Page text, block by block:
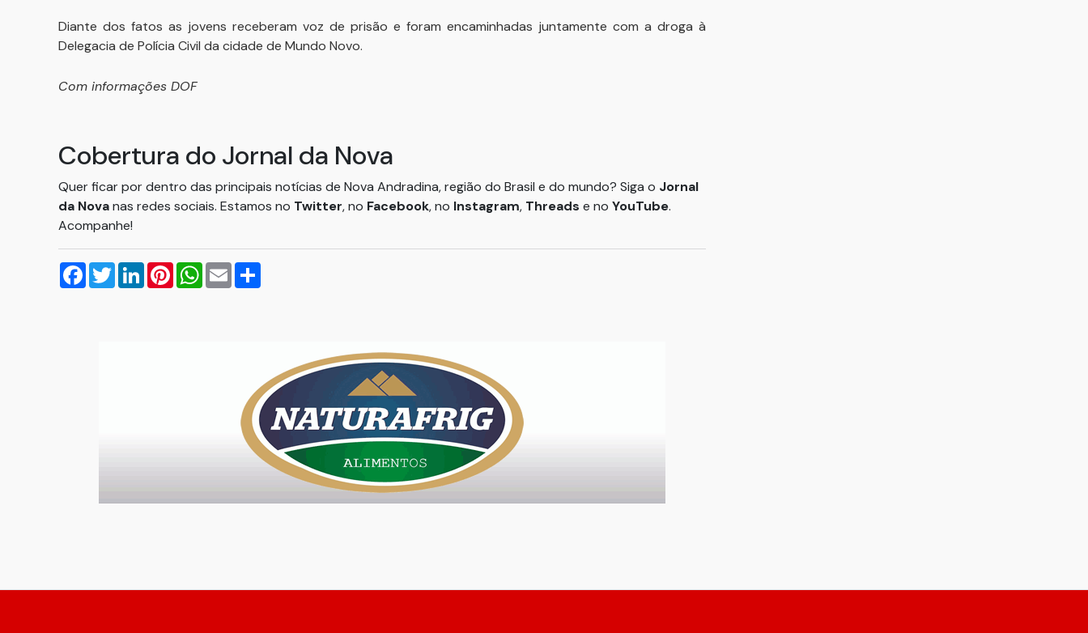
Diante dos fatos as jovens receberam voz de prisão e foram encaminhadas juntamente com a droga à
Delegacia de Polícia Civil da cidade de Mundo Novo.
Com informações DOF
Cobertura do Jornal da Nova
Quer ficar por dentro das principais notícias de Nova Andradina, região do Brasil e do mundo? Siga o Jornal
da Novanas redes sociais. Estamos no Twitter, no Facebook, no Instagram, Threads e no YouTube.
Acompanhe!
Facebook
TwitterLinkedInPinterestWhatsApp
Email